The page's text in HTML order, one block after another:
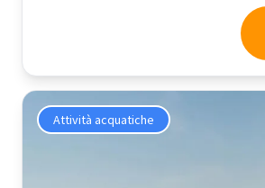
Attività acquatiche